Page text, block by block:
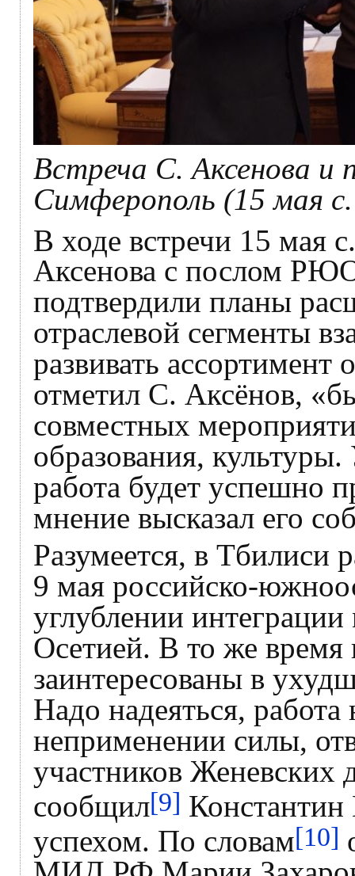
Встреча С. Аксенова
Симферополь (15 мая
В ходе встречи 15 мая
Аксенова с послом
подтвердили планы
отраслевой сегменты
развивать
отметил С. Аксёнов,
совместных
образования,
работа будет успешно
мнение высказал его
Разумеется, в Тбилиси
9 мая российско-
углублении
Осетией. В то же
заинтересованы в
Надо надеяться,
неприменении силы,
участников Женевских
сообщил[9] Константин
успехом. По словам[10]